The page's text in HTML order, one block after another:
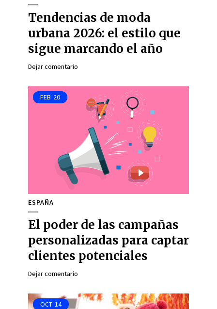
Tendencias de moda
urbana 2026: el estilo que
sigue marcando el año
Dejar comentario
FEB 20
ESPAÑA
El poder de las campañas
personalizadas para captar
clientes potenciales
Dejar comentario
OCT 14